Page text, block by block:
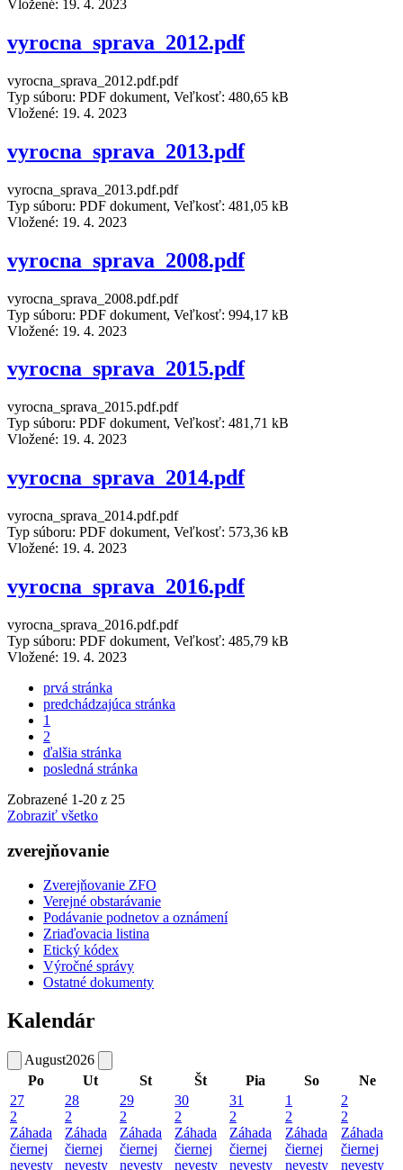
Vložené: 19. 4. 2023
vyrocna_sprava_2012.pdf
vyrocna_sprava_2012.pdf.pdf
Typ súboru: PDF dokument, Veľkosť: 480,65 kB
Vložené: 19. 4. 2023
vyrocna_sprava_2013.pdf
vyrocna_sprava_2013.pdf.pdf
Typ súboru: PDF dokument, Veľkosť: 481,05 kB
Vložené: 19. 4. 2023
vyrocna_sprava_2008.pdf
vyrocna_sprava_2008.pdf.pdf
Typ súboru: PDF dokument, Veľkosť: 994,17 kB
Vložené: 19. 4. 2023
vyrocna_sprava_2015.pdf
vyrocna_sprava_2015.pdf.pdf
Typ súboru: PDF dokument, Veľkosť: 481,71 kB
Vložené: 19. 4. 2023
vyrocna_sprava_2014.pdf
vyrocna_sprava_2014.pdf.pdf
Typ súboru: PDF dokument, Veľkosť: 573,36 kB
Vložené: 19. 4. 2023
vyrocna_sprava_2016.pdf
vyrocna_sprava_2016.pdf.pdf
Typ súboru: PDF dokument, Veľkosť: 485,79 kB
Vložené: 19. 4. 2023
prvá stránka
predchádzajúca stránka
1
2
ďalšia stránka
posledná stránka
Zobrazené 1-20 z 25
Zobraziť všetko
zverejňovanie
Zverejňovanie ZFO
Verejné obstarávanie
Podávanie podnetov a oznámení
Zriaďovacia listina
Etický kódex
Výročné správy
Ostatné dokumenty
Kalendár
August2026
Po
Ut St Št Pia So
Ne
27
2
Záhada
čiernej
nevesty
28
2
Záhada
čiernej
nevesty
29
2
Záhada
čiernej
nevesty
30
2
Záhada
čiernej
nevesty
31
2
Záhada
čiernej
nevesty
1
2
Záhada
čiernej
nevesty
2
2
Záhada
čiernej
nevesty